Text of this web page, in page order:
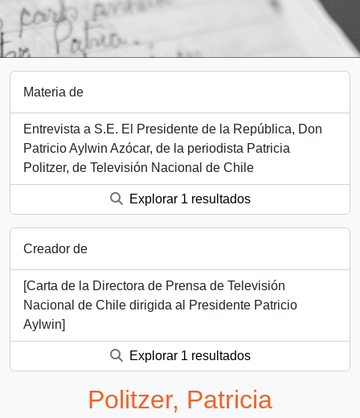
Materia de
Entrevista a S.E. El Presidente de la República, Don
Patricio Aylwin Azócar, de la periodista Patricia
Politzer, de Televisión Nacional de Chile
Explorar 1 resultados
Creador de
[Carta de la Directora de Prensa de Televisión
Nacional de Chile dirigida al Presidente Patricio
Aylwin]
Explorar 1 resultados
Politzer, Patricia